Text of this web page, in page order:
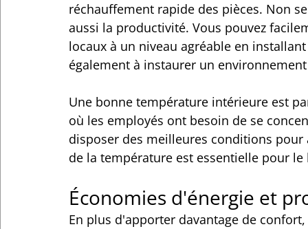
réchauffement rapide des pièces. Non
aussi la productivité. Vous pouvez
locaux à un niveau agréable en
également à instaurer un
Une bonne température intérieure est
où les employés ont besoin de se
disposer des meilleures conditions
de la température est essentielle pour
Économies d'énergie et
En plus d'apporter davantage de